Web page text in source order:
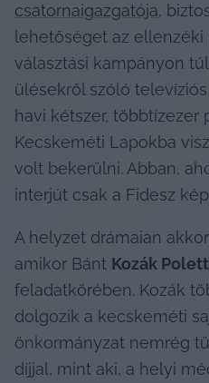
csatornaigazgatója,
lehetőséget az
választási kampányon
ülésekről szóló
havi kétszer,
Kecskeméti Lapokba
volt bekerülni. Abban,
interjút csak a Fidesz
A helyzet drámaian
amikor Bánt Kozák Polett
feladatkörében. Kozák
dolgozik a kecskeméti
önkormányzat nemrég
díjjal, mint aki, a helyi